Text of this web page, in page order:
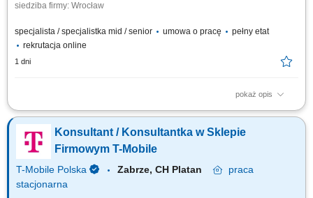
siedziba firmy: Wrocław
specjalista / specjalistka mid / senior umowa o pracę
pełny etat
rekrutacja online
1 dni
pokaż opis
Opis stanowiska pracy/zadania: Aktywne pozyskiwanie nowych klientów i
rozwijanie sieci partnerów. Utrzymywanie stałego kontaktu z obecnymi
klientami oraz zapewnianie im bieżącego wsparcia. Prowadzenie
negocjacji handlowych oraz przygotowywanie ofert dopasowanych do
potrzeb klientów i celów...
Konsultant / Konsultantka w Sklepie
Firmowym T-Mobile
T-Mobile Polska Zabrze, CH Platan
praca
stacjonarna